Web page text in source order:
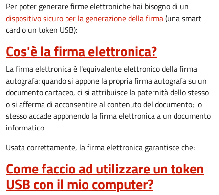
Per poter generare firme elettroniche hai bisogno di un
dispositivo sicuro per la generazione della firma(una smart
card o un token USB):
Cos'è la firma elettronica?
La firma elettronica è l'equivalente elettronico della firma
autografa: quando si appone la propria firma autografa su un
documento cartaceo, ci si attribuisce la paternità dello stesso
o si afferma di acconsentire al contenuto del documento; lo
stesso accade apponendo la firma elettronica a un documento
informatico.
Usata correttamente, la firma elettronica garantisce che:
Come faccio ad utilizzare un token
USB con il mio computer?